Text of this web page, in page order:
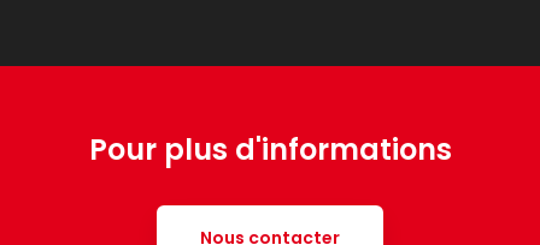
Pour plus d'informations
Nous contacter